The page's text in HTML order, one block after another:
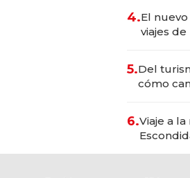
4.El
viajes
5.Del
cómo
6.Viaje a